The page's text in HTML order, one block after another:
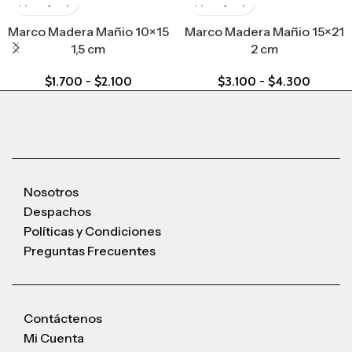
Marco Madera Mañio 10×15
1,5 cm
$1.700 - $2.100
Marco Madera Mañio 15×21
2 cm
$3.100 - $4.300
Nosotros
Despachos
Políticas y Condiciones
Preguntas Frecuentes
Contáctenos
Mi Cuenta